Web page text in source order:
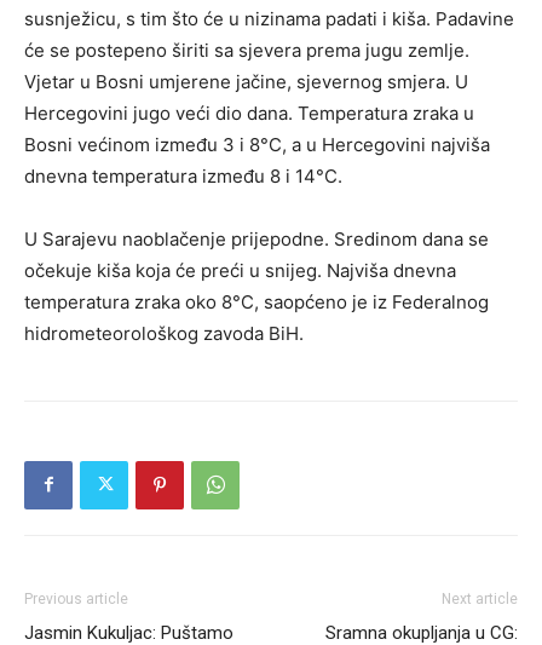
susnježicu, s tim što će u nizinama padati i kiša. Padavine
će se postepeno širiti sa sjevera prema jugu zemlje.
Vjetar u Bosni umjerene jačine, sjevernog smjera. U
Hercegovini jugo veći dio dana. Temperatura zraka u
Bosni većinom između 3 i 8°C, a u Hercegovini najviša
dnevna temperatura između 8 i 14°C.
U Sarajevu naoblačenje prijepodne. Sredinom dana se
očekuje kiša koja će preći u snijeg. Najviša dnevna
temperatura zraka oko 8°C, saopćeno je iz Federalnog
hidrometeorološkog zavoda BiH.
Previous article
Jasmin Kukuljac: Puštamo
Next article
Sramna okupljanja u CG: